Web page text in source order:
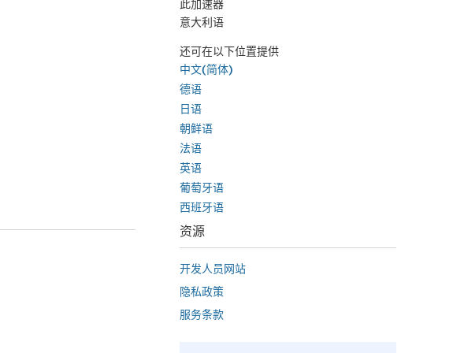
此加速器
意大利语
还可在以下位置提供
中文(简体)
德语
日语
朝鲜语
法语
英语
葡萄牙语
西班牙语
资源
开发人员网站
隐私政策
服务条款